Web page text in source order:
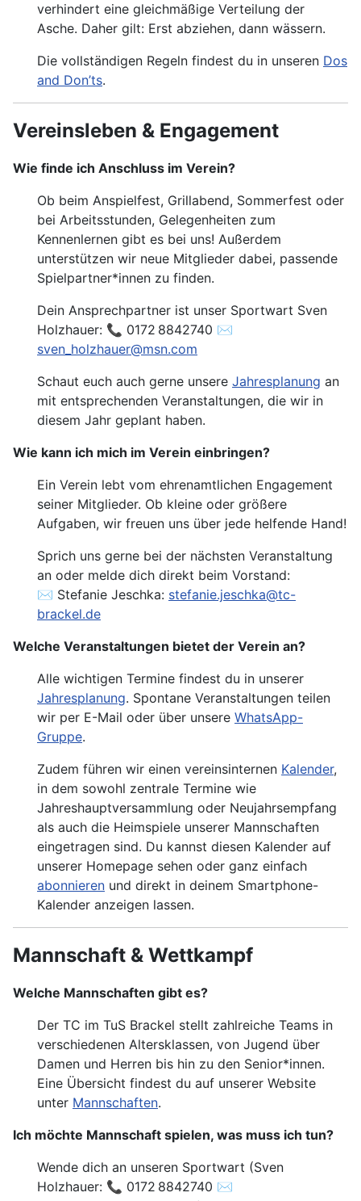
verhindert eine gleichmäßige Verteilung der
Asche. Daher gilt: Erst abziehen, dann wässern.
Die vollständigen Regeln findest du in unseren Dos
and Don’ts.
Vereinsleben & Engagement
Wie finde ich Anschluss im Verein?
Ob beim Anspielfest, Grillabend, Sommerfest oder
bei Arbeitsstunden, Gelegenheiten zum
Kennenlernen gibt es bei uns! Außerdem
unterstützen wir neue Mitglieder dabei, passende
Spielpartner*innen zu finden.
Dein Ansprechpartner ist unser Sportwart Sven
Holzhauer: 📞 0172 8842740 ✉️
sven_holzhauer@msn.com
Schaut euch auch gerne unsere Jahresplanung an
mit entsprechenden Veranstaltungen, die wir in
diesem Jahr geplant haben.
Wie kann ich mich im Verein einbringen?
Ein Verein lebt vom ehrenamtlichen Engagement
seiner Mitglieder. Ob kleine oder größere
Aufgaben, wir freuen uns über jede helfende Hand!
Sprich uns gerne bei der nächsten Veranstaltung
an oder melde dich direkt beim Vorstand:
✉️ Stefanie Jeschka: stefanie.jeschka@tc-
brackel.de
Welche Veranstaltungen bietet der Verein an?
Alle wichtigen Termine findest du in unserer
Jahresplanung. Spontane Veranstaltungen teilen
wir per E-Mail oder über unsere WhatsApp-
Gruppe.
Zudem führen wir einen vereinsinternen Kalender,
in dem sowohl zentrale Termine wie
Jahreshauptversammlung oder Neujahrsempfang
als auch die Heimspiele unserer Mannschaften
eingetragen sind. Du kannst diesen Kalender auf
unserer Homepage sehen oder ganz einfach
abonnieren und direkt in deinem Smartphone-
Kalender anzeigen lassen.
Mannschaft & Wettkampf
Welche Mannschaften gibt es?
Der TC im TuS Brackel stellt zahlreiche Teams in
verschiedenen Altersklassen, von Jugend über
Damen und Herren bis hin zu den Senior*innen.
Eine Übersicht findest du auf unserer Website
unter Mannschaften.
Ich möchte Mannschaft spielen, was muss ich tun?
Wende dich an unseren Sportwart (Sven
Holzhauer: 📞 0172 8842740 ✉️